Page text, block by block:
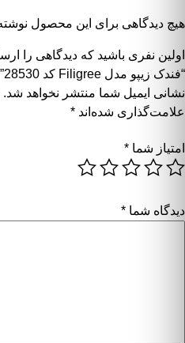
هیچ دیدگاهی برای این محصول
اولین نفری باشید که دیدگاهی را
“فندک زیپو مدل Filigree کد 28530”
نشانی ایمیل شما منتشر نخواهد شد.
علامت‌گذاری شده‌اند *
امتیاز شما *
دیدگاه شما *